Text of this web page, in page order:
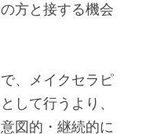
方と接する機会
、メイクセラピ
して行うより、
図的・継続的に